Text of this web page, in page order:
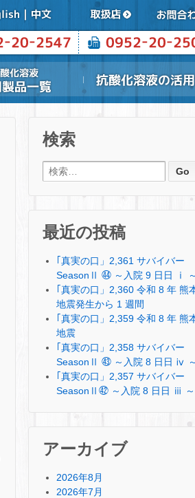
検索
検索:
最近の投稿
｢真実の口」2,361 サバイバー
SeasonⅡ ㊹ ～入院 9 日日 ⅰ ～
｢真実の口」2,360 令和 8 年 熊
地震発生から 1 週間
｢真実の口」2,359 令和 8 年 熊
地震
｢真実の口」2,358 サバイバー
SeasonⅡ ㊸ ～入院 8 日日 ⅳ ～
｢真実の口」2,357 サバイバー
SeasonⅡ㊷ ～入院 8 日日 ⅲ ～
アーカイブ
2026年8月
2026年7月